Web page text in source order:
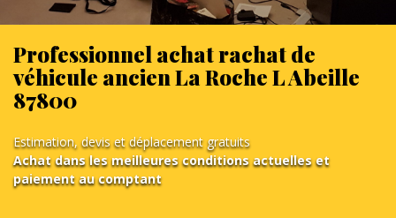
Professionnel achat rachat de
véhicule ancien La Roche L Abeille
87800
Estimation, devis et déplacement gratuits
Achat dans les meilleures conditions actuelles et
paiement au comptant